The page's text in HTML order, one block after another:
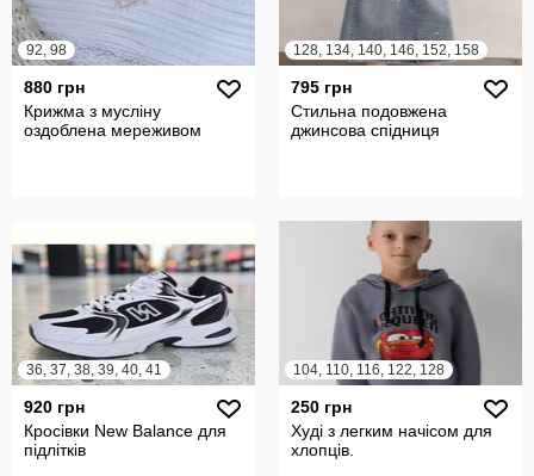
92, 98
880 грн
Крижма з мусліну
оздоблена мереживом
128, 134, 140, 146, 152, 158
795 грн
Стильна подовжена
джинсова спідниця
36, 37, 38, 39, 40, 41
920 грн
Кросівки New Balance для
підлітків
104, 110, 116, 122, 128
250 грн
Худі з легким начісом для
хлопців.